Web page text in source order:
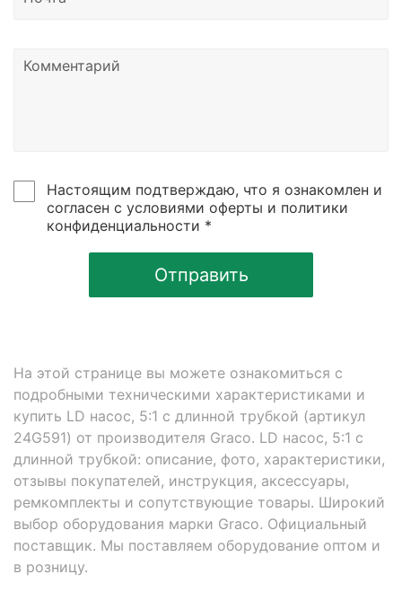
Настоящим подтверждаю, что я ознакомлен и
согласен с условиями оферты и политики
конфиденциальности *
Отправить
На этой странице вы можете ознакомиться с
подробными техническими характеристиками и
купить LD насос, 5:1 с длинной трубкой (артикул
24G591) от производителя Graco. LD насос, 5:1 с
длинной трубкой: описание, фото, характеристики,
отзывы покупателей, инструкция, аксессуары,
ремкомплекты и сопутствующие товары. Широкий
выбор оборудования марки Graco. Официальный
поставщик. Мы поставляем оборудование оптом и
в розницу.